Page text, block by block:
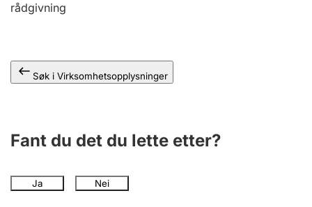
rådgivning
Søk i Virksomhetsopplysninger
Fant du det du lette etter?
Ja Nei